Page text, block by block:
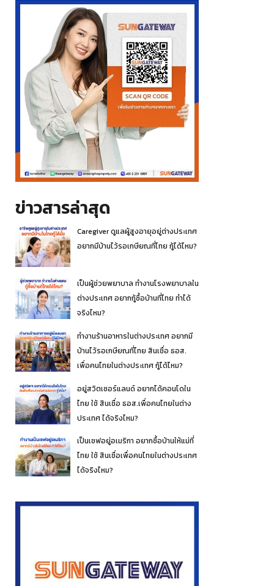
ข่าวสารล่าสุด
Caregiver ดูแลผู้สูงอายุอยู่ต่างประเทศ
อยากมีบ้านไว้รอเกษียณที่ไทย กู้ได้ไหม?
เป็นผู้ช่วยพยาบาล ทำงานโรงพยาบาลใน
ต่างประเทศ อยากกู้ซื้อบ้านที่ไทย ทำได้
จริงไหม?
ทำงานร้านอาหารในต่างประเทศ อยากมี
บ้านไว้รอเกษียณที่ไทย สินเชื่อ ธอส.
เพื่อคนไทยในต่างประเทศ กู้ได้ไหม?
อยู่สวิตเซอร์แลนด์ อยากได้คอนโดใน
ไทย ใช้ สินเชื่อ ธอส.เพื่อคนไทยในต่าง
ประเทศ ได้จริงไหม?
เป็นเชฟอยู่อเมริกา อยากซื้อบ้านให้แม่ที่
ไทย ใช้ สินเชื่อเพื่อคนไทยในต่างประเทศ
ได้จริงไหม?